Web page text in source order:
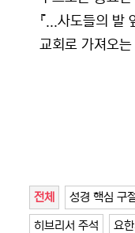
『...사도들의
교회로 가져오
전체 성경 핵심 구
히브리서 주석 요